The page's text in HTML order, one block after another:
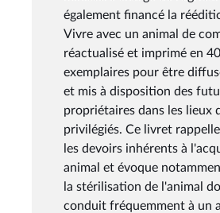
également financé la
Vivre avec un animal de
réactualisé et imprimé en
exemplaires pour être
et mis à disposition des
propriétaires dans les lieux
privilégiés. Ce livret
les devoirs inhérents à
animal et évoque
la stérilisation de l'animal
conduit fréquemment à un